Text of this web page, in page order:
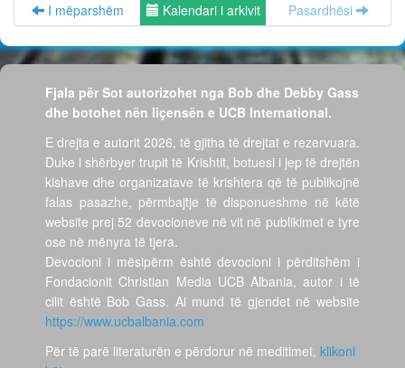
I mëparshëm Kalendari i arkivit Pasardhësi
Fjala për Sot autorizohet nga Bob dhe Debby Gass
dhe botohet nën liçensën e UCB International.
E drejta e autorit 2026, të gjitha të drejtat e rezervuara.
Duke i shërbyer trupit të Krishtit, botuesi i jep të drejtën
kishave dhe organizatave të krishtera që të publikojnë
falas pasazhe, përmbajtje të disponueshme në këtë
website prej 52 devocioneve në vit në publikimet e tyre
ose në mënyra të tjera.
Devocioni i mësipërm është devocioni i përditshëm i
Fondacionit Christian Media UCB Albania, autor i të
cilit është Bob Gass. Ai mund të gjendet në website
https://www.ucbalbania.com
Për të parë literaturën e përdorur në meditimet, klikoni